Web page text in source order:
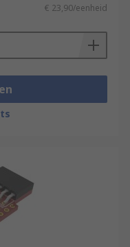
€ 23,90/eenheid